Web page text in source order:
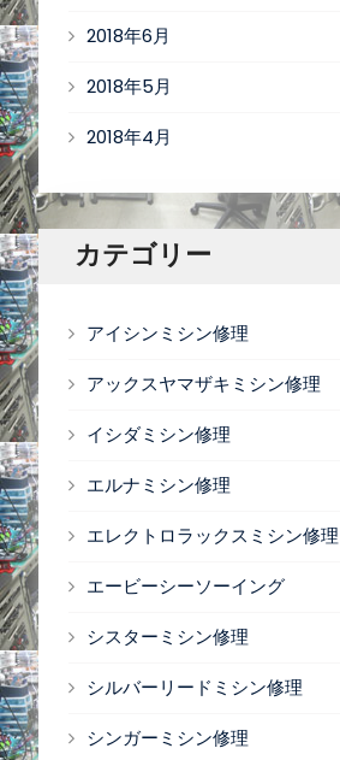
2018年6月
2018年5月
2018年4月
カテゴリー
アイシンミシン修理
アックスヤマザキミシン修理
イシダミシン修理
エルナミシン修理
エレクトロラックスミシン修理
エービーシーソーイング
シスターミシン修理
シルバーリードミシン修理
シンガーミシン修理